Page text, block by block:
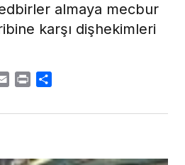
almaya mecbur
karşı dişhekimleri
Email Print